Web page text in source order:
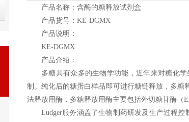
产品名称：含酶的糖释放试剂盒
产品货号：KE-DGMX
产品说明：
KE-DGMX
产品介绍：
多糖具有众多的生物学功能，近年来对糖化
制。纯化后的糖蛋白样品即可进行糖链释放，多糖
法释放用酶，多糖释放用酶主要包括外切糖苷酶（
Ludger服务涵盖了生物制药研发及生产过程